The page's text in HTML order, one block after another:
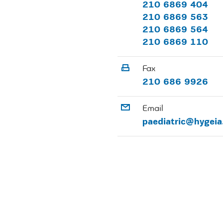
210 6869 404
210 6869 563
210 6869 564
210 6869 110
Fax
210 686 9926
Email